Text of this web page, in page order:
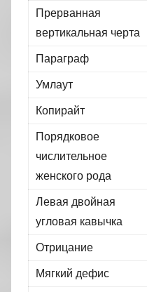
Прерванная
вертикальная черта
Параграф
Умлаут
Копирайт
Порядковое
числительное
женского рода
Левая двойная
угловая кавычка
Отрицание
Мягкий дефис